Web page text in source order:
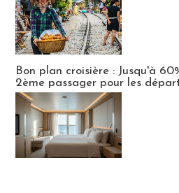
Bon plan croisière : Jusqu'à
2ème passager pour les